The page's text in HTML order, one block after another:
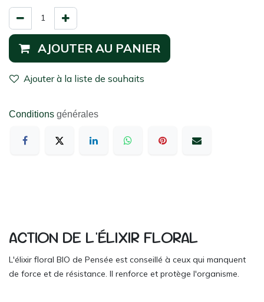
AJOUTER AU PANIER
Ajouter à la liste de souhaits
Conditions générales
ACTION DE L'ÉLIXIR FLORAL
L'élixir floral BIO de Pensée est conseillé à ceux qui manquent
de force et de résistance. Il renforce et protège l'organisme.